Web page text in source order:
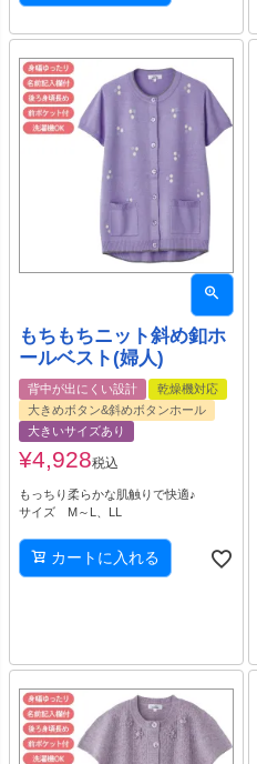
もちもちニット斜め釦ホ
ールベスト(婦人)
背中が出にくい設計
乾燥機対応
大きめボタン&斜めボタンホール
大きいサイズあり
¥4,928税込
もっちり柔らかな肌触りで快適♪
サイズ M～L、LL
カートに入れる